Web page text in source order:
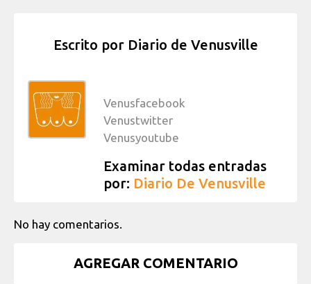
Escrito por Diario de Venusville
Venusfacebook
Venustwitter
Venusyoutube
Examinar todas entradas
por: Diario De Venusville
No hay comentarios.
AGREGAR COMENTARIO